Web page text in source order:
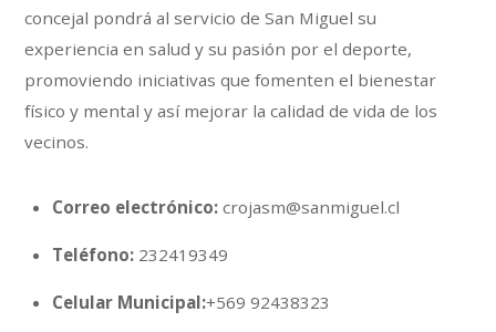
concejal pondrá al servicio de San Miguel su
experiencia en salud y su pasión por el deporte,
promoviendo iniciativas que fomenten el bienestar
físico y mental y así mejorar la calidad de vida de los
vecinos.
Correo electrónico:crojasm@sanmiguel.cl
Teléfono:232419349
Celular Municipal:+569 92438323